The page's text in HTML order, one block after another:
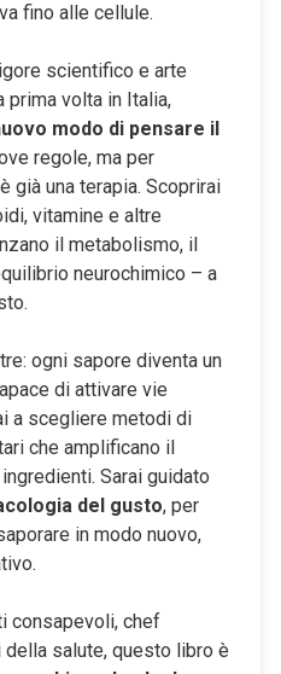
fino alle cellule.
scientifico e arte
prima volta in Italia,
modo di pensare il
regole, ma per
già una terapia. Scoprirai
vitamine e altre
il metabolismo, il
neurochimico – a
ogni sapore diventa un
di attivare vie
a scegliere metodi di
che amplificano il
Sarai guidato
del gusto, per
in modo nuovo,
consapevoli, chef
salute, questo libro è